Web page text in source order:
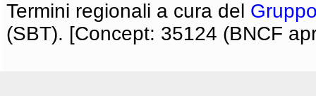
Termini regionali a cura del
(SBT). [Concept: 35124 (BNCF